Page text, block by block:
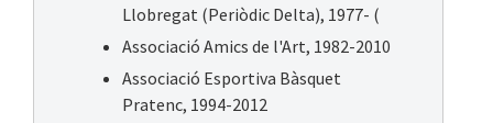
Llobregat (Periòdic Delta), 1977- (
Associació Amics de l'Art, 1982-2010
Associació Esportiva Bàsquet
Pratenc, 1994-2012